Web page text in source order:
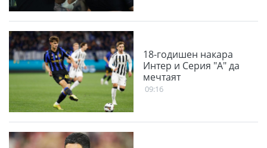
18-годишен накара
Интер и Серия "А" да
мечтаят
09:16